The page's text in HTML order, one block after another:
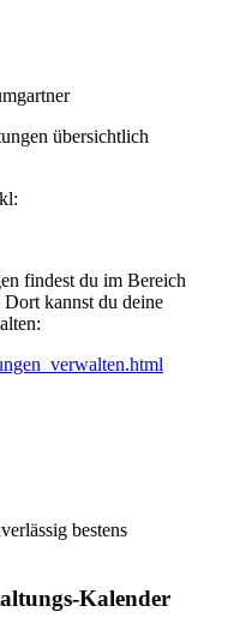
übersichtlich
findest du im Bereich
kannst du deine
bestens
Kalender